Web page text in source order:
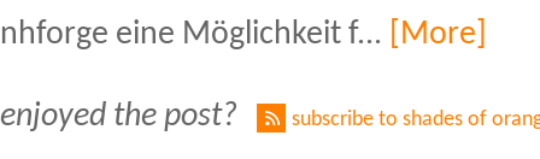
nhforge eine Möglichkeit f...
[More]
enjoyed the post? subscribe to shades of